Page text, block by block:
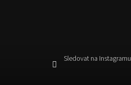
Sledovat na Instagramu